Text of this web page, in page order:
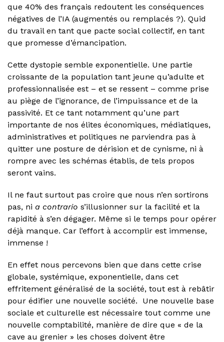
que 40% des français redoutent les conséquences
négatives de l’IA (augmentés ou remplacés ?). Quid
du travail en tant que pacte social collectif, en tant
que promesse d’émancipation.
Cette dystopie semble exponentielle. Une partie
croissante de la population tant jeune qu’adulte et
professionnalisée est – et se ressent – comme prise
au piège de l’ignorance, de l’impuissance et de la
passivité. Et ce tant notamment qu’une part
importante de nos élites économiques, médiatiques,
administratives et politiques ne parviendra pas à
quitter une posture de dérision et de cynisme, ni à
rompre avec les schémas établis, de tels propos
seront vains.
Il ne faut surtout pas croire que nous n’en sortirons
pas, ni a contrario s’illusionner sur la facilité et la
rapidité à s’en dégager. Même si le temps pour opérer
déjà manque. Car l’effort à accomplir est immense,
immense !
En effet nous percevons bien que dans cette crise
globale, systémique, exponentielle, dans cet
effritement généralisé de la société, tout est à rebâtir
pour édifier une nouvelle société. Une nouvelle base
sociale et culturelle est nécessaire tout comme une
nouvelle comptabilité, manière de dire que « de la
cave au grenier » les choses doivent être